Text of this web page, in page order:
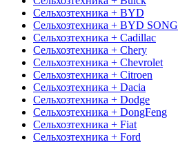
Сельхозтехника + BYD
Сельхозтехника + BYD SONG
Сельхозтехника + Cadillac
Сельхозтехника + Chery
Сельхозтехника + Chevrolet
Сельхозтехника + Citroen
Сельхозтехника + Dacia
Сельхозтехника + Dodge
Сельхозтехника + DongFeng
Сельхозтехника + Fiat
Сельхозтехника + Ford